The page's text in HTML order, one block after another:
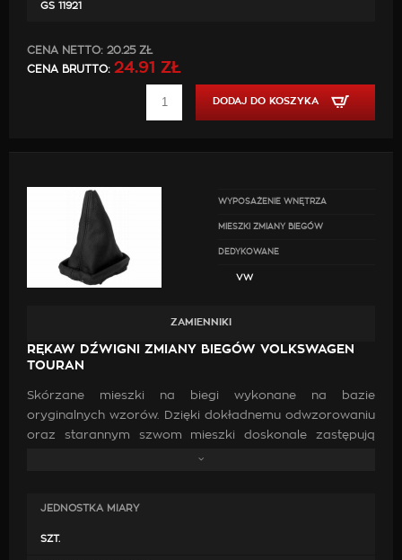
GS 11921
CENA NETTO: 20.25 ZŁ
CENA BRUTTO: 24.91 ZŁ
DODAJ DO KOSZYKA
WYPOSAŻENIE WNĘTRZA
MIESZKI ZMIANY BIEGÓW
DEDYKOWANE
VW
ZAMIENNIKI
RĘKAW DŹWIGNI ZMIANY BIEGÓW VOLKSWAGEN
TOURAN
Skórzane mieszki na biegi wykonane na bazie
oryginalnych wzorów. Dzięki dokładnemu odwzorowaniu
oraz starannym szwom mieszki doskonale zastępują
oryginalne. Wykonanie ich z wysokiej jakości skóry oraz
się do poprawy estetyki wewnątrz samochodu.
JEDNOSTKA MIARY
SZT.